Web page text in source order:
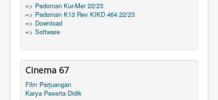
=> Pedoman Kur-Mer 22/23
=> Pedoman K13 Rev KIKD 464 22/23
=> Download
=> Software
Cinema 67
Film Perjuangan
Karya Peserta Didik